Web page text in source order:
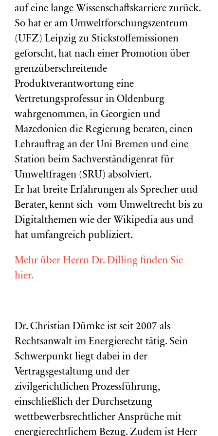
auf eine lange Wissenschaftskarriere zurück.
So hat er am Umweltforschungszentrum
(UFZ) Leipzig zu Stickstoffemissionen
geforscht, hat nach einer Promotion über
grenzüberschreitende
Produktverantwortung eine
Vertretungsprofessur in Oldenburg
wahrgenommen, in Georgien und
Mazedonien die Regierung beraten, einen
Lehrauftrag an der Uni Bremen und eine
Station beim Sachverständigenrat für
Umweltfragen (SRU) absolviert.
Er hat breite Erfahrungen als Sprecher und
Berater, kennt sich vom Umweltrecht bis zu
Digitalthemen wie der Wikipedia aus und
hat umfangreich publiziert.
Mehr über Herrn Dr. Dilling finden Sie
hier.
Dr. Christian Dümke ist seit 2007 als
Rechtsanwalt im Energierecht tätig. Sein
Schwerpunkt liegt dabei in der
Vertragsgestaltung und der
zivilgerichtlichen Prozessführung,
einschließlich der Durchsetzung
wettbewerbsrechtlicher Ansprüche mit
energierechtlichem Bezug. Zudem ist Herr